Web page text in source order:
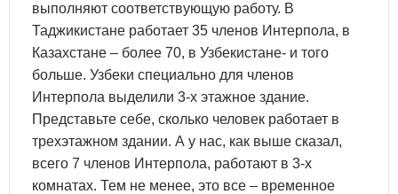
выполняют соответствующую работу. В
Таджикистане работает 35 членов Интерпола, в
Казахстане – более 70, в Узбекистане- и того
больше. Узбеки специально для членов
Интерпола выделили 3-х этажное здание.
Представьте себе, сколько человек работает в
трехэтажном здании. А у нас, как выше сказал,
всего 7 членов Интерпола, работают в 3-х
комнатах. Тем не менее, это все – временное